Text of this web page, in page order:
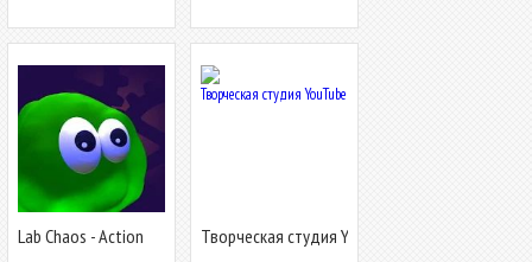
Lab Chaos - Action
Творческая студия YouTube